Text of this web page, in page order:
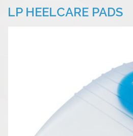
LP HEELCARE PADS